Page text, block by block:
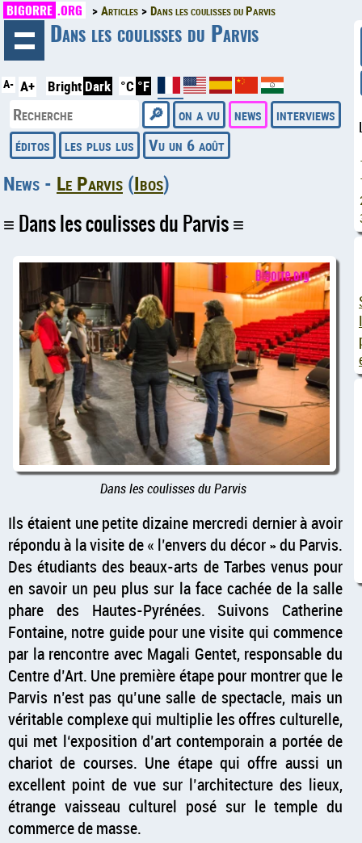
BIGORRE .ORG Articles Dans les coulisses du Parvis
Dans les coulisses du Parvis
A- A+ Bright Dark °C °F
on a vu news
interviews
éditos
les plus lus Vu un 6 août
News - Le Parvis (Ibos)
Dans les coulisses du Parvis
Dans les coulisses du Parvis
Ils étaient une petite dizaine mercredi dernier à avoir
répondu à la visite de
l’envers du décor
du Parvis.
Des étudiants des beaux-arts de Tarbes venus pour
en savoir un peu plus sur la face cachée de la salle
phare des Hautes-Pyrénées. Suivons Catherine
Fontaine, notre guide pour une visite qui commence
par la rencontre avec Magali Gentet, responsable du
Centre d’Art. Une première étape pour montrer que le
Parvis n’est pas qu’une salle de spectacle, mais un
véritable complexe qui multiplie les offres culturelle,
qui met l‘exposition d’art contemporain a portée de
chariot de courses. Une étape qui offre aussi un
excellent point de vue sur l’architecture des lieux,
étrange vaisseau culturel posé sur le temple du
commerce de masse.